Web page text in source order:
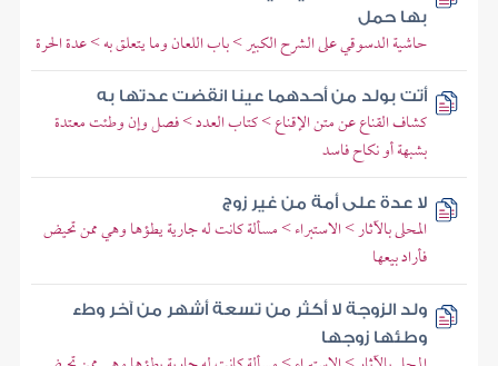
بها حمل
حاشية الدسوقي على الشرح الكبير > باب اللعان وما يتعلق به > عدة الحرة
أتت بولد من أحدهما عينا انقضت عدتها به
كشاف القناع عن متن الإقناع > كتاب العدد > فصل وإن وطئت معتدة
بشبهة أو نكاح فاسد
لا عدة على أمة من غير زوج
المحلى بالآثار > الاستبراء > مسألة كانت له جارية يطؤها وهي ممن تحيض
فأراد بيعها
ولد الزوجة لا أكثر من تسعة أشهر من آخر وطء
وطئها زوجها